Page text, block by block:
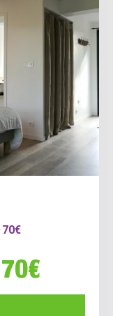
70€
70€